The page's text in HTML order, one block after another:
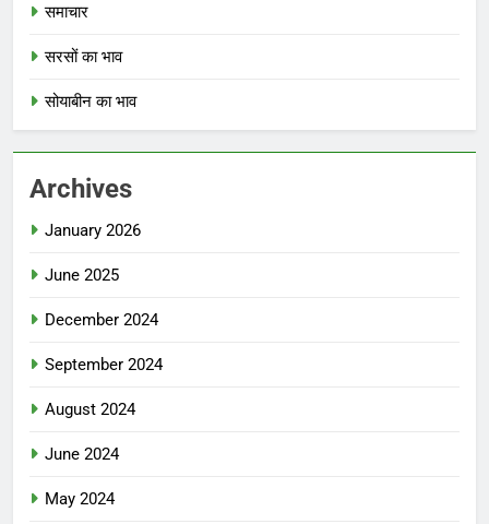
समाचार
सरसों का भाव
सोयाबीन का भाव
Archives
January 2026
June 2025
December 2024
September 2024
August 2024
June 2024
May 2024